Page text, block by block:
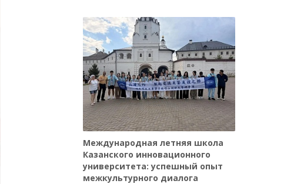
Международная летняя школа
Казанского инновационного
университета: успешный опыт
межкультурного диалога